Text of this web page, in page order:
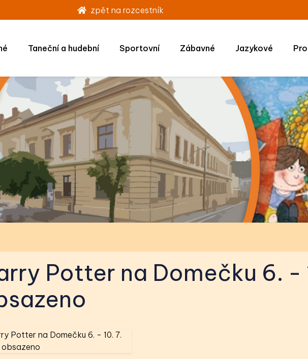
zpět na rozcestník
Taneční a hudební Sportovní Zábavné Jazykové
Potter na Domečku 6. -